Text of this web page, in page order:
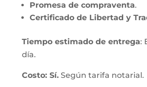
Promesa de compraventa.
Certificado de Libertad y
Tiempo estimado de entrega:
día.
Costo: Sí.Según tarifa notarial.